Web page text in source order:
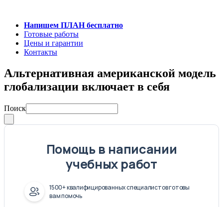
Напишем ПЛАН бесплатно
Готовые работы
Цены и гарантии
Контакты
Альтернативная американской модель
глобализации включает в себя
Поиск
Помощь в написании
учебных работ
1500+ квалифицированных специалистов готовы
вам помочь